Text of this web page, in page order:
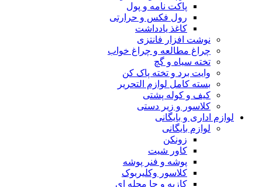
پاکت نامه و پول
رول فکس و حرارتی
کاغذ یادداشت
نوشت افزار فانتزی
چراغ مطالعه و چراغ خواب
تخته سیاه و گچ
وایت برد و تخته پاک کن
بسته کامل لوازم التحریر
کیف و کوله پشتی
کلاسور و زیر دستی
لوازم اداری و بایگانی
لوازم بایگانی
زونکن
کاور شیت
پوشه و فنر پوشه
کلاسور وکلیربوک
کازیه و جا مجله ای